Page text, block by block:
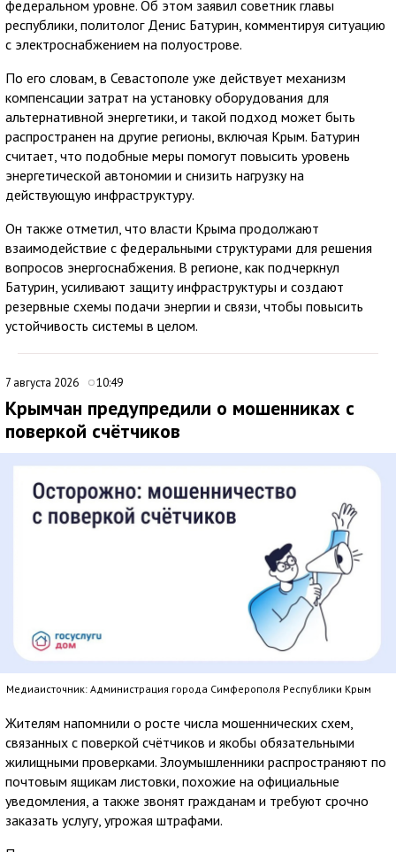
федеральном уровне. Об этом заявил советник главы
республики, политолог Денис Батурин, комментируя ситуацию
с электроснабжением на полуострове.
По его словам, в Севастополе уже действует механизм
компенсации затрат на установку оборудования для
альтернативной энергетики, и такой подход может быть
распространен на другие регионы, включая Крым. Батурин
считает, что подобные меры помогут повысить уровень
энергетической автономии и снизить нагрузку на
действующую инфраструктуру.
Он также отметил, что власти Крыма продолжают
взаимодействие с федеральными структурами для решения
вопросов энергоснабжения. В регионе, как подчеркнул
Батурин, усиливают защиту инфраструктуры и создают
резервные схемы подачи энергии и связи, чтобы повысить
устойчивость системы в целом.
7 августа 2026 10:49
Крымчан предупредили о мошенниках с
поверкой счётчиков
Медиаисточник: Администрация города Симферополя Республики Крым
Жителям напомнили о росте числа мошеннических схем,
связанных с поверкой счётчиков и якобы обязательными
жилищными проверками. Злоумышленники распространяют по
почтовым ящикам листовки, похожие на официальные
уведомления, а также звонят гражданам и требуют срочно
заказать услугу, угрожая штрафами.